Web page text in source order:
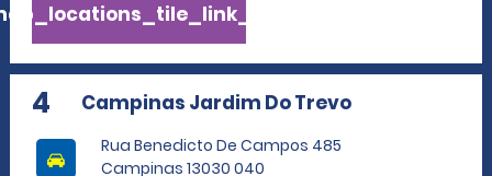
4 Campinas Jardim Do Trevo
Rua Benedicto De Campos 485
Campinas 13030 040